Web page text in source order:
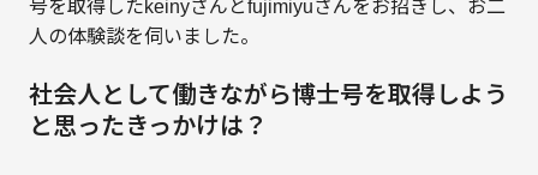
号を取得したkeinyさんとfujimiyuさんをお招きし、お二
人の体験談を伺いました。
社会人として働きながら博士号を取得しよう
と思ったきっかけは？